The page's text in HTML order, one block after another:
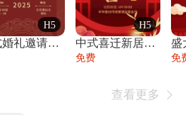
H5
中式婚礼邀请函中国风传统复古婚礼请柬请帖
H5
中式喜迁新居乔迁之喜邀请函宴会请帖
免费 免
查看更多 